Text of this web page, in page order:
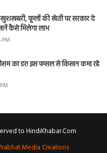
फूलों की खेती पर सरकार दे
कैसे मिलेगा लाभ
PM
का डर! इस फसल से किसान कमा रहे
to HindiKhabar.Com
Media Creations